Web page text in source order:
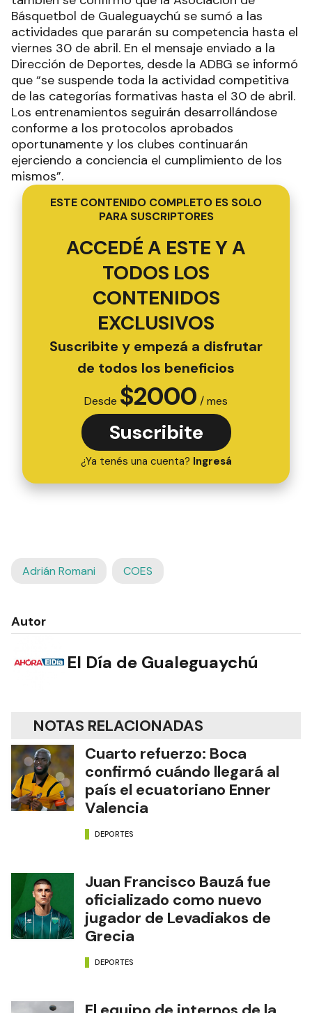
Básquetbol de Gualeguaychú se sumó a las
actividades que pararán su competencia hasta el
viernes 30 de abril. En el mensaje enviado a la
Dirección de Deportes, desde la ADBG se informó
que “se suspende toda la actividad competitiva
de las categorías formativas hasta el 30 de abril.
Los entrenamientos seguirán desarrollándose
conforme a los protocolos aprobados
oportunamente y los clubes continuarán
ejerciendo a conciencia el cumplimiento de los
mismos”.
ESTE CONTENIDO COMPLETO ES SOLO
PARA SUSCRIPTORES
ACCEDÉ A ESTE Y A
TODOS LOS
CONTENIDOS
EXCLUSIVOS
Suscribite y empezá a disfrutar
de todos los beneficios
Desde $2000 / mes
Suscribite
¿Ya tenés una cuenta? Ingresá
Adrián Romani COES
Autor
El Día de Gualeguaychú
NOTAS RELACIONADAS
Cuarto refuerzo: Boca
confirmó cuándo llegará al
país el ecuatoriano Enner
Valencia
DEPORTES
Juan Francisco Bauzá fue
oficializado como nuevo
jugador de Levadiakos de
Grecia
DEPORTES